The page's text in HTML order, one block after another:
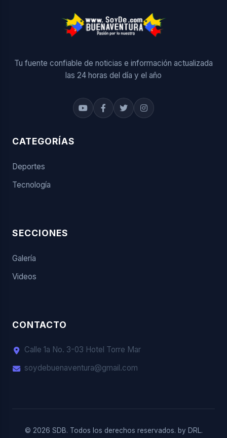
Tu fuente confiable de noticias e información actualizada
las 24 horas del día y el año
CATEGORÍAS
Deportes
Tecnología
SECCIONES
Galería
Videos
CONTACTO
Calle 1a No. 3-03 Hotel Torre Mar
soydebuenaventura@gmail.com
© 2026 SDB. Todos los derechos reservados. by DRL.